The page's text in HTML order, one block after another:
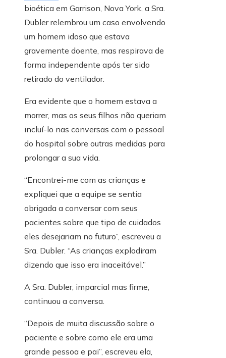
bioética em Garrison, Nova York, a Sra.
Dubler relembrou um caso envolvendo
um homem idoso que estava
gravemente doente, mas respirava de
forma independente após ter sido
retirado do ventilador.
Era evidente que o homem estava a
morrer, mas os seus filhos não queriam
incluí-lo nas conversas com o pessoal
do hospital sobre outras medidas para
prolongar a sua vida.
“Encontrei-me com as crianças e
expliquei que a equipe se sentia
obrigada a conversar com seus
pacientes sobre que tipo de cuidados
eles desejariam no futuro”, escreveu a
Sra. Dubler. “As crianças explodiram
dizendo que isso era inaceitável.”
A Sra. Dubler, imparcial mas firme,
continuou a conversa.
“Depois de muita discussão sobre o
paciente e sobre como ele era uma
grande pessoa e pai”, escreveu ela,